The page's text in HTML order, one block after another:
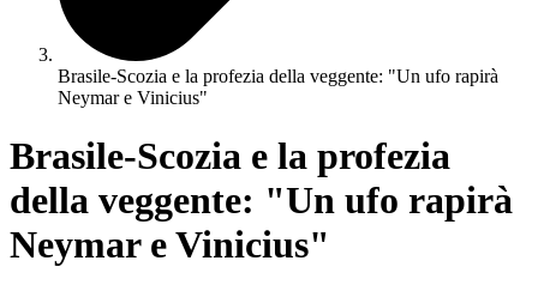
Brasile-Scozia e la profezia della veggente: "Un ufo rapirà
Neymar e Vinicius"
Brasile-Scozia e la profezia
della veggente: "Un ufo rapirà
Neymar e Vinicius"